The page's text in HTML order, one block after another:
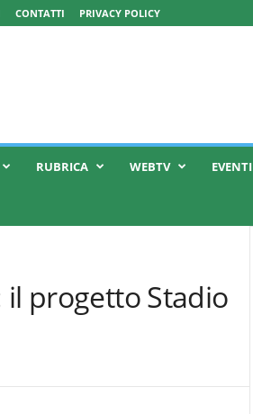
CONTATTI PRIVACY POLICY
RUBRICA WEBTV EVENTI
il progetto Stadio